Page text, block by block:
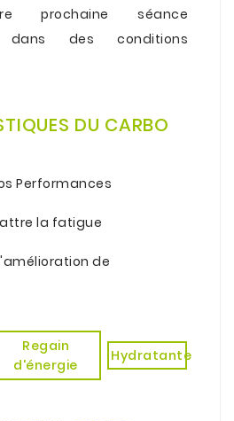
prochaine séance
dans des conditions
DU CARBO
Performances
la fatigue
de
Regain
d'énergie
Hydratante